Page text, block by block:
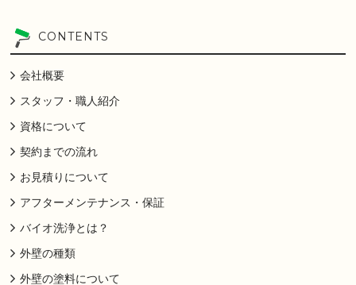
CONTENTS
会社概要
スタッフ・職人紹介
資格について
契約までの流れ
お見積りについて
アフターメンテナンス・保証
バイオ洗浄とは？
外壁の種類
外壁の塗料について